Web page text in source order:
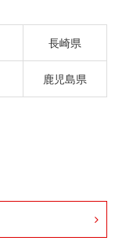
長崎県
鹿児島県